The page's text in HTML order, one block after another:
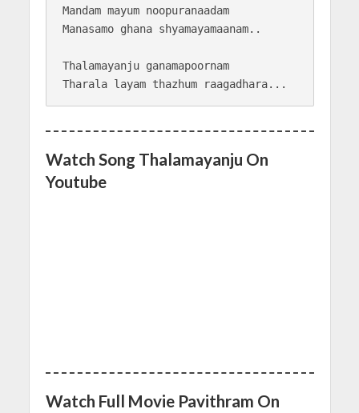
Mandam mayum noopuranaadam
Manasamo ghana shyamayamaanam..
Thalamayanju ganamapoornam
Watch Song Thalamayanju On
Youtube
Watch Full Movie Pavithram On